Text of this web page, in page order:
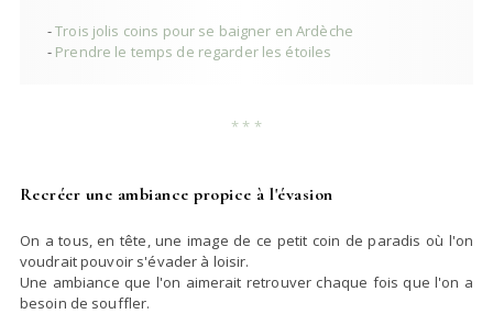
-Trois jolis coins pour se baigner en Ardèche
- Prendre le temps de regarder les étoiles
* * *
Recréer une ambiance propice à l'évasion
On a tous, en tête, une image de ce petit coin de paradis où l'on
voudrait pouvoir s'évader à loisir.
Une ambiance que l'on aimerait retrouver chaque fois que l'on a
besoin de souffler.